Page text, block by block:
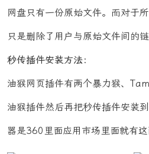
网盘只有一份原始文件。而对于
只是删除了用户与原始文件间的链
秒传插件安装方法：
油猴网页插件有两个暴力猴、
油猴插件然后再把秒传插件安装
器是360里面应用市场里面就有这